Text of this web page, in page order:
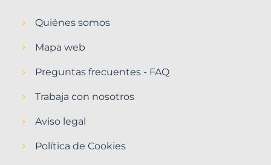
Quiénes somos
Mapa web
Preguntas frecuentes - FAQ
Trabaja con nosotros
Aviso legal
Política de Cookies